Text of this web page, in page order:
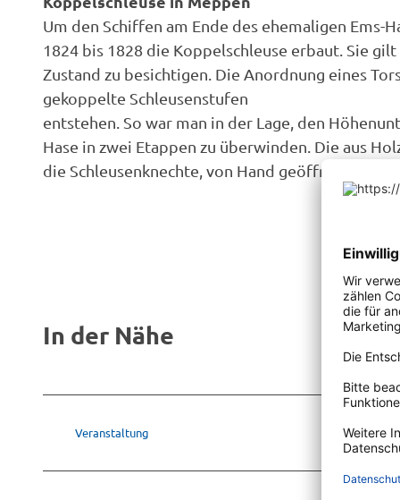
c
h
l
s
e
Um den Schiffen am Ende des ehemaligen Ems-
1824 bis 1828 die Koppelschleuse erbaut. Sie
Zustand zu besichtigen. Die Anordnung eines
gekoppelte Schleusenstufen
entstehen. So war man in der Lage, den
Hase in zwei Etappen zu überwinden. Die aus
die Schleusenknechte, von Hand geöffnet und
In der Nähe
Veranstaltung